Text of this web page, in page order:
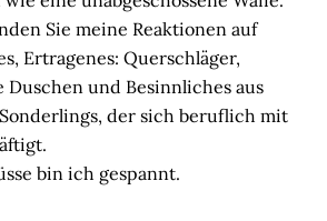
Sie meine Reaktionen auf
Ertragenes: Querschläger,
Duschen und Besinnliches aus
der sich beruflich mit
bin ich gespannt.